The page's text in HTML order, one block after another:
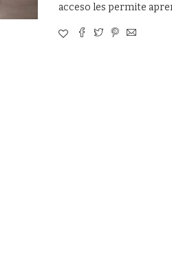
acceso les permite